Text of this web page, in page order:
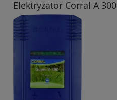
Elektryzator Corral A 300